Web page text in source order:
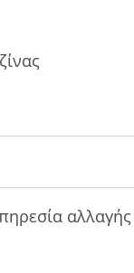
αλλαγής